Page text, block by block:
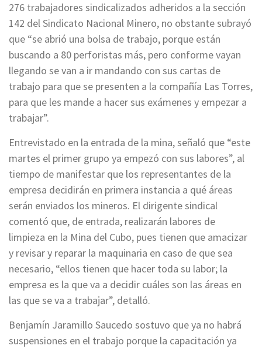
276 trabajadores sindicalizados adheridos a la sección
142 del Sindicato Nacional Minero, no obstante subrayó
que “se abrió una bolsa de trabajo, porque están
buscando a 80 perforistas más, pero conforme vayan
llegando se van a ir mandando con sus cartas de
trabajo para que se presenten a la compañía Las Torres,
para que les mande a hacer sus exámenes y empezar a
trabajar”.
Entrevistado en la entrada de la mina, señaló que “este
martes el primer grupo ya empezó con sus labores”, al
tiempo de manifestar que los representantes de la
empresa decidirán en primera instancia a qué áreas
serán enviados los mineros. El dirigente sindical
comentó que, de entrada, realizarán labores de
limpieza en la Mina del Cubo, pues tienen que amacizar
y revisar y reparar la maquinaria en caso de que sea
necesario, “ellos tienen que hacer toda su labor; la
empresa es la que va a decidir cuáles son las áreas en
las que se va a trabajar”, detalló.
Benjamín Jaramillo Saucedo sostuvo que ya no habrá
suspensiones en el trabajo porque la capacitación ya